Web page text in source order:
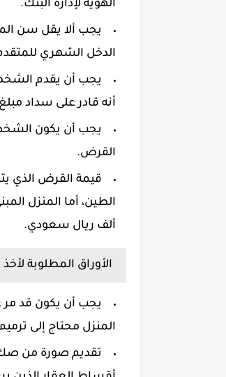
الهوية لإدارة البنك.
الدخل الشهري للمتقدم عن ٢٠٠٠ ريالا
يجب أن يقدم الشخص
أنه قادر على سداد
يجب أن يكون
القرض.
ألف ريال سعودي.
الأوراق المطلوبة
المنزل محتاج إلى
تقديم صورة من صك